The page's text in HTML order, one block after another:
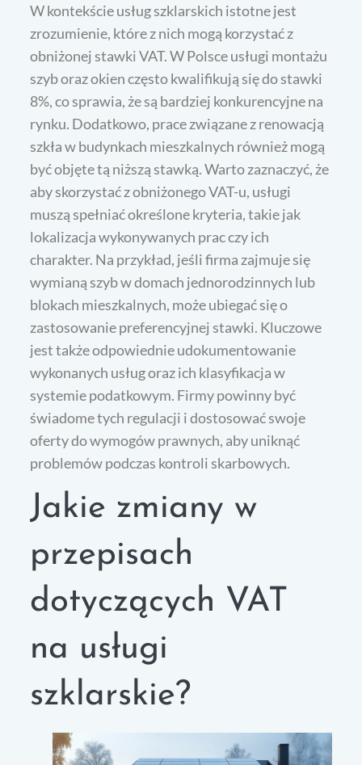
W kontekście usług szklarskich istotne jest
zrozumienie, które z nich mogą korzystać z
obniżonej stawki VAT. W Polsce usługi montażu
szyb oraz okien często kwalifikują się do stawki
8%, co sprawia, że są bardziej konkurencyjne na
rynku. Dodatkowo, prace związane z renowacją
szkła w budynkach mieszkalnych również mogą
być objęte tą niższą stawką. Warto zaznaczyć, że
aby skorzystać z obniżonego VAT-u, usługi
muszą spełniać określone kryteria, takie jak
lokalizacja wykonywanych prac czy ich
charakter. Na przykład, jeśli firma zajmuje się
wymianą szyb w domach jednorodzinnych lub
blokach mieszkalnych, może ubiegać się o
zastosowanie preferencyjnej stawki. Kluczowe
jest także odpowiednie udokumentowanie
wykonanych usług oraz ich klasyfikacja w
systemie podatkowym. Firmy powinny być
świadome tych regulacji i dostosować swoje
oferty do wymogów prawnych, aby uniknąć
problemów podczas kontroli skarbowych.
Jakie zmiany w
przepisach
dotyczących VAT
na usługi
szklarskie?